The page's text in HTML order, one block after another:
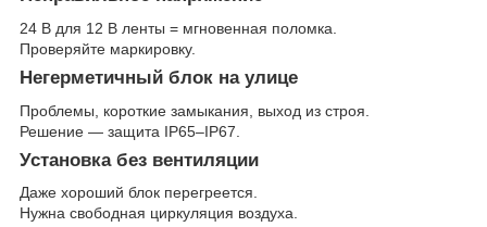
24 В для 12 В ленты = мгновенная поломка.
Проверяйте маркировку.
Негерметичный блок на улице
Проблемы, короткие замыкания, выход из строя.
Решение — защита IP65–IP67.
Установка без вентиляции
Даже хороший блок перегреется.
Нужна свободная циркуляция воздуха.